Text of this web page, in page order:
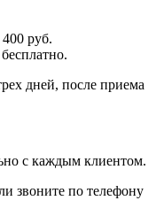
руб.
дней, после приема
с каждым клиентом.
звоните по телефону